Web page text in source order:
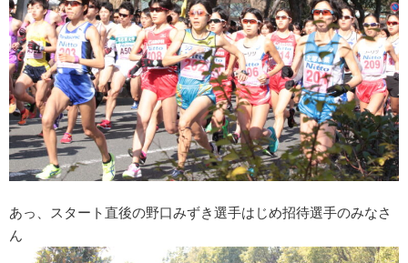
あっ、スタート直後の野口みずき選手はじめ招待選手のみなさ
ん